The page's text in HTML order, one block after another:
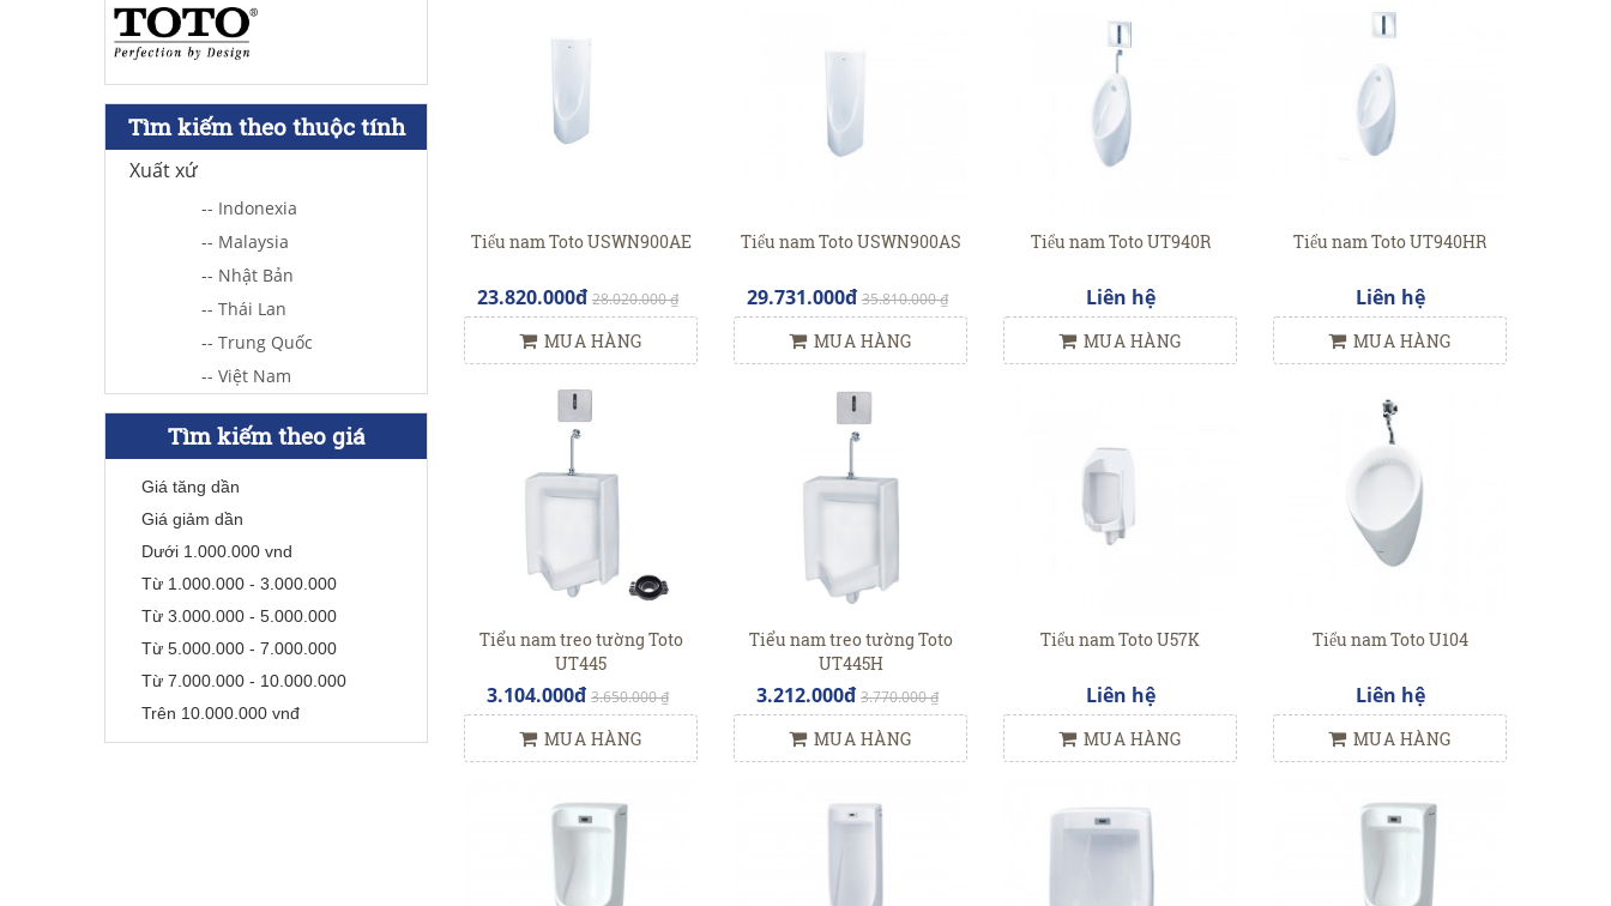
Tìm kiếm theo thuộc tính
Xuất xứ
-- Indonexia
-- Malaysia
-- Nhật Bản
-- Thái Lan
-- Trung Quốc
-- Việt Nam
Tìm kiếm theo giá
Giá tăng dần
Giá giảm dần
Dưới 1.000.000 vnd
Từ 1.000.000 - 3.000.000
Từ 3.000.000 - 5.000.000
Từ 5.000.000 - 7.000.000
Từ 7.000.000 - 10.000.000
Trên 10.000.000 vnđ
Tiểu nam Toto USWN900AE
23.820.000đ 28.020.000 ₫
MUA HÀNG
Tiểu nam Toto USWN900AS
29.731.000đ 35.810.000 ₫
MUA HÀNG
Tiểu nam Toto UT940R
Liên hệ
MUA HÀNG
Tiểu nam Toto UT940HR
Liên hệ
MUA HÀNG
Tiểu nam treo tường Toto
UT445
3.104.000đ 3.650.000 ₫
MUA HÀNG
Tiểu nam treo tường Toto
UT445H
3.212.000đ 3.770.000 ₫
MUA HÀNG
Tiểu nam Toto U57K
Liên hệ
MUA HÀNG
Tiểu nam Toto U104
Liên hệ
MUA HÀNG